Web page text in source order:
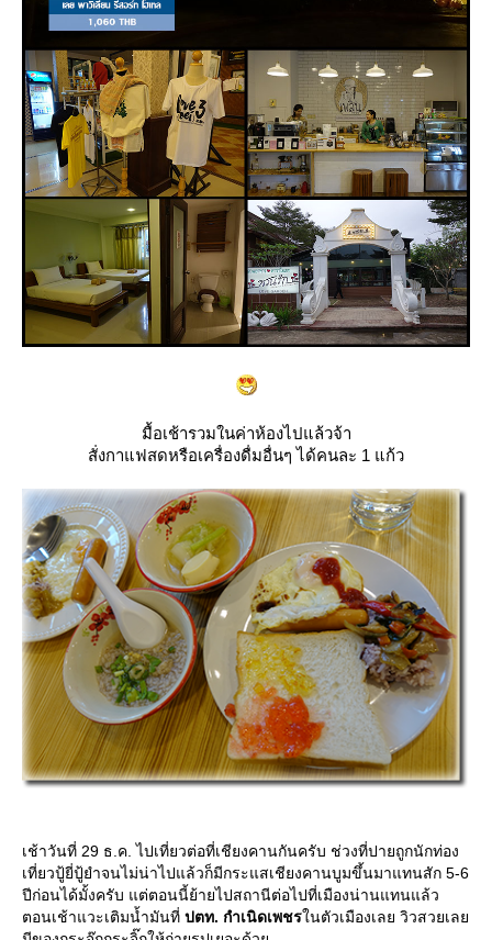
มื้อเช้ารวมในค่าห้องไปแล้วจ้า
สั่งกาแฟสดหรือเครื่องดื่มอื่นๆ ได้คนละ 1 แก้ว
เช้าวันที่ 29 ธ.ค. ไปเที่ยวต่อที่เชียงคานกันครับ ช่วงที่ปายถูกนักท่อง
เที่ยวปู้ยี่ปู้ยำจนไม่น่าไปแล้วก็มีกระแสเชียงคานบูมขึ้นมาแทนสัก 5-6
ปีก่อนได้มั้งครับ แต่ตอนนี้ย้ายไปสถานีต่อไปที่เมืองน่านแทนแล้ว
ตอนเช้าแวะเติมน้ำมันที่ ปตท. กำเนิดเพชรนตัวเมืองเลย วิวสวยเล